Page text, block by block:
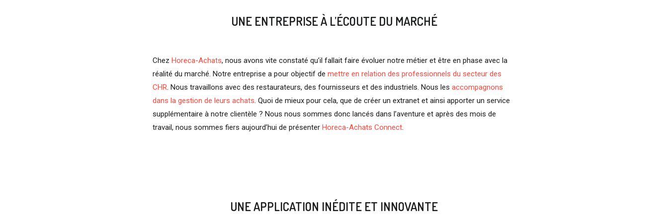
UNE ENTREPRISE À L’ÉCOUTE DU MARCHÉ
Chez Horeca-Achats, nous avons vite constaté qu’il fallait faire évoluer notre métier et être en phase avec la
réalité du marché. Notre entreprise a pour objectif de mettre en relation des professionnels du secteur des
CHR. Nous travaillons avec des restaurateurs, des fournisseurs et des industriels. Nous les accompagnons
dans la gestion de leurs achats. Quoi de mieux pour cela, que de créer un extranet et ainsi apporter un service
supplémentaire à notre clientèle ? Nous nous sommes donc lancés dans l’aventure et après des mois de
travail, nous sommes fiers aujourd’hui de présenter Horeca-Achats Connect.
UNE APPLICATION INÉDITE ET INNOVANTE